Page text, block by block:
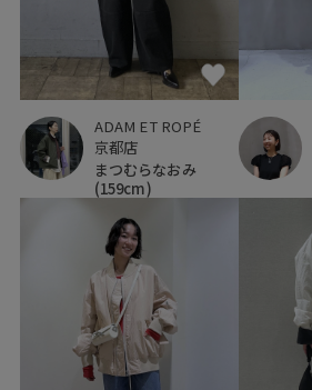
ADAM ET ROPÉ
京都店
まつむらなおみ
(159cm)